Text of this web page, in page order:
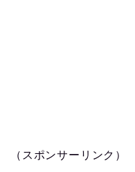
（スポンサーリンク）